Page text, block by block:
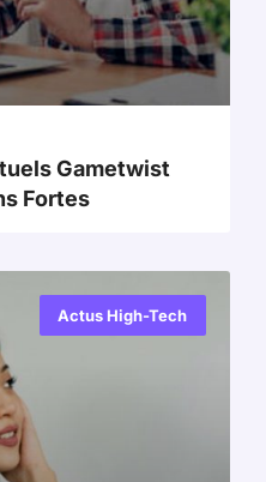
Gametwist
Fortes
Actus High-Tech